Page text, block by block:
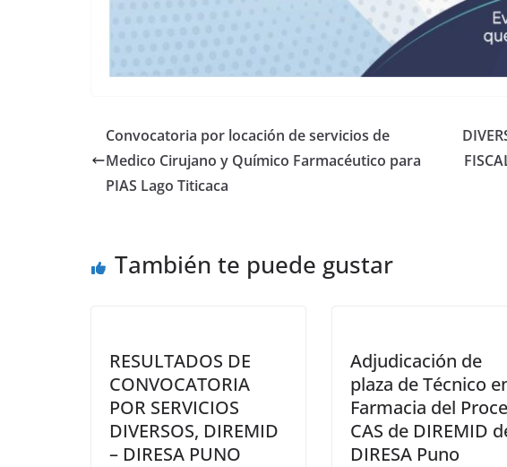
Convocatoria por locación de servicios de
Medico Cirujano y Químico Farmacéutico para
PIAS Lago Titicaca
También te puede gustar
RESULTADOS DE
CONVOCATORIA
POR SERVICIOS
DIVERSOS, DIREMID
– DIRESA PUNO
Adjudicación de
plaza de Técnico
Farmacia del
CAS de DIREMID
DIRESA Puno